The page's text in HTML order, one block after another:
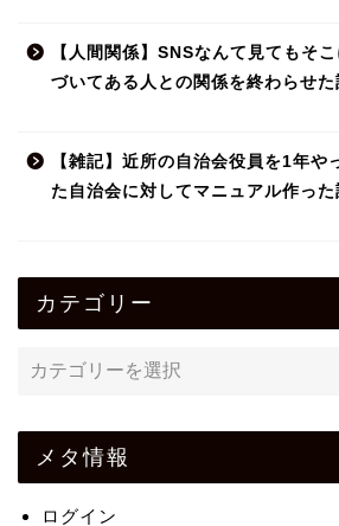
【人間関係】SNSなんて見てもそ
づいてある人との関係を終わらせた
【雑記】近所の自治会役員を1年や
た自治会に対してマニュアル作った
カテゴリー
メタ情報
ログイン